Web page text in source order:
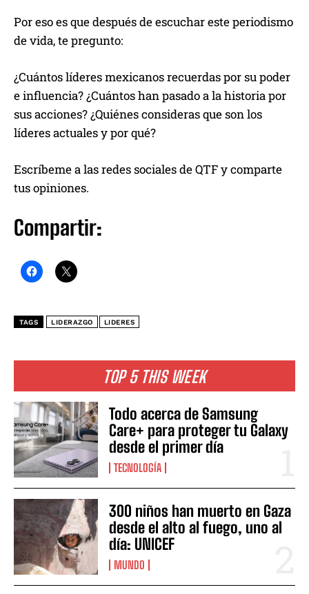
TOP 5 THIS WEEK
Todo acerca de Samsung
Care+ para proteger tu Galaxy
desde el primer día
TECNOLOGÍA
300 niños han muerto en Gaza
desde el alto al fuego, uno al
día: UNICEF
MUNDO
Por eso es que después de escuchar este periodismo
de vida, te pregunto:
¿Cuántos líderes mexicanos recuerdas por su poder
e influencia? ¿Cuántos han pasado a la historia por
sus acciones? ¿Quiénes consideras que son los
líderes actuales y por qué?
Escríbeme a las redes sociales de QTF y comparte
tus opiniones.
Compartir:
TAGS LIDERAZGO LIDERES